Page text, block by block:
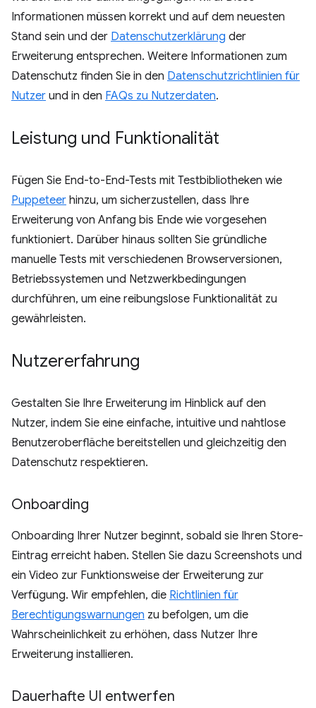
Informationen müssen korrekt und auf dem neuesten
Stand sein und der Datenschutzerklärung der
Erweiterung entsprechen. Weitere Informationen zum
Datenschutz finden Sie in den Datenschutzrichtlinien für
Nutzer und in den FAQs zu Nutzerdaten.
Leistung und Funktionalität
Fügen Sie End-to-End-Tests mit Testbibliotheken wie
Puppeteer hinzu, um sicherzustellen, dass Ihre
Erweiterung von Anfang bis Ende wie vorgesehen
funktioniert. Darüber hinaus sollten Sie gründliche
manuelle Tests mit verschiedenen Browserversionen,
Betriebssystemen und Netzwerkbedingungen
durchführen, um eine reibungslose Funktionalität zu
gewährleisten.
Nutzererfahrung
Gestalten Sie Ihre Erweiterung im Hinblick auf den
Nutzer, indem Sie eine einfache, intuitive und nahtlose
Benutzeroberfläche bereitstellen und gleichzeitig den
Datenschutz respektieren.
Onboarding
Onboarding Ihrer Nutzer beginnt, sobald sie Ihren Store-
Eintrag erreicht haben. Stellen Sie dazu Screenshots und
ein Video zur Funktionsweise der Erweiterung zur
Verfügung. Wir empfehlen, die Richtlinien für
Berechtigungswarnungen zu befolgen, um die
Wahrscheinlichkeit zu erhöhen, dass Nutzer Ihre
Erweiterung installieren.
Dauerhafte UI entwerfen